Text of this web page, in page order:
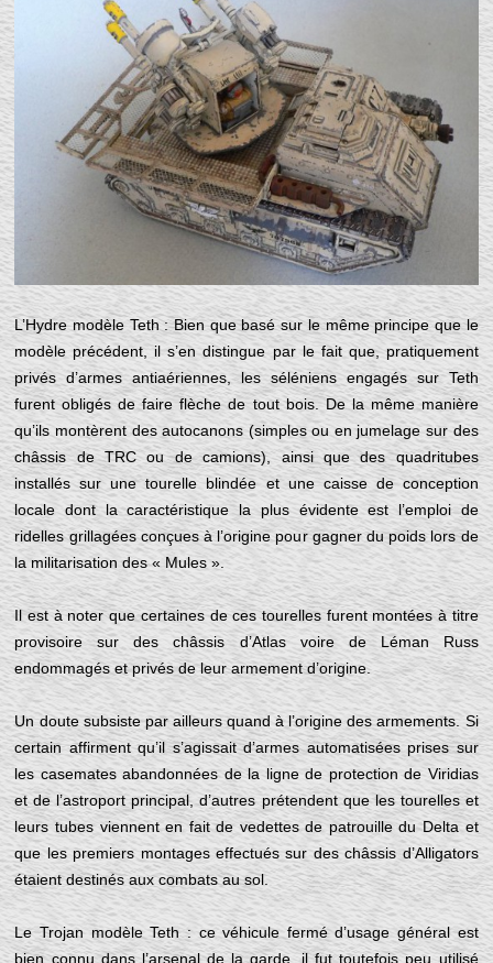
L’Hydre modèle Teth : Bien que basé sur le même principe que le
modèle précédent, il s’en distingue par le fait que, pratiquement
privés d’armes antiaériennes, les séléniens engagés sur Teth
furent obligés de faire flèche de tout bois. De la même manière
qu’ils montèrent des autocanons (simples ou en jumelage sur des
châssis de TRC ou de camions), ainsi que des quadritubes
installés sur une tourelle blindée et une caisse de conception
locale dont la caractéristique la plus évidente est l’emploi de
ridelles grillagées conçues à l’origine pour gagner du poids lors de
la militarisation des « Mules ».
Il est à noter que certaines de ces tourelles furent montées à titre
provisoire sur des châssis d’Atlas voire de Léman Russ
endommagés et privés de leur armement d’origine.
Un doute subsiste par ailleurs quand à l’origine des armements. Si
certain affirment qu’il s’agissait d’armes automatisées prises sur
les casemates abandonnées de la ligne de protection de Viridias
et de l’astroport principal, d’autres prétendent que les tourelles et
leurs tubes viennent en fait de vedettes de patrouille du Delta et
que les premiers montages effectués sur des châssis d’Alligators
étaient destinés aux combats au sol.
Le Trojan modèle Teth : ce véhicule fermé d’usage général est
bien connu dans l’arsenal de la garde, il fut toutefois peu utilisé